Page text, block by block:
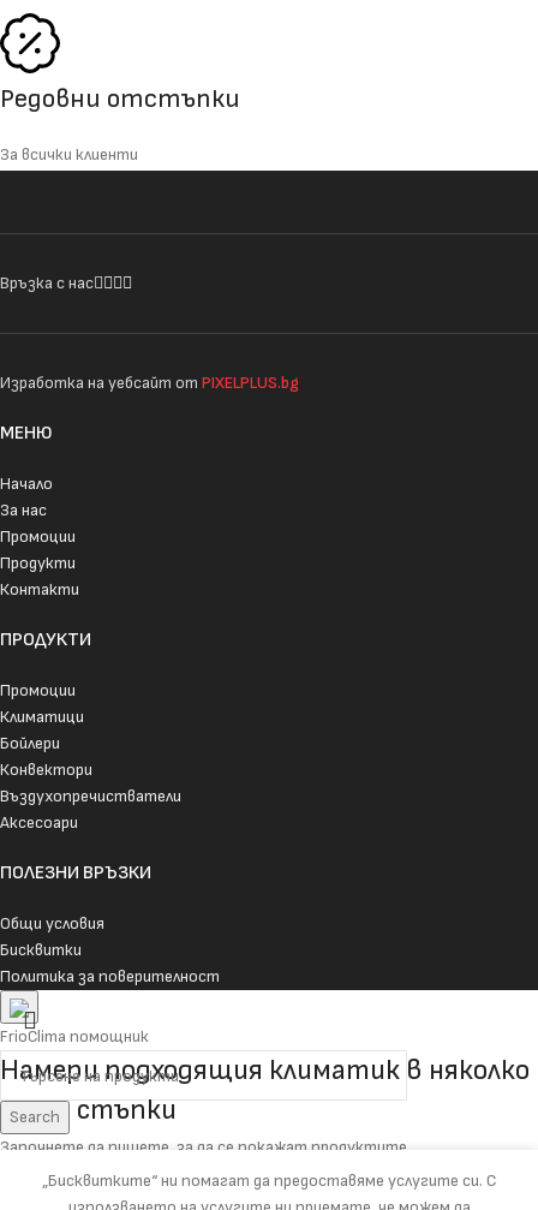
Редовни отстъпки
За всички клиенти
Връзка с нас
Изработка на уебсайт от PIXELPLUS.bg
МЕНЮ
Начало
За нас
Промоции
Продукти
Контакти
ПРОДУКТИ
Промоции
Климатици
Бойлери
Конвектори
Въздухопречистватели
Аксесоари
ПОЛЕЗНИ ВРЪЗКИ
Общи условия
Бисквитки
Политика за поверителност
Search
Започнете да пишете, за да се покажат продуктите
„Бисквитките“ ни помагат да предоставяме услугите си. С
FrioClima помощник
Намери подходящия климатик в няколко
лесни стъпки
подходящите модели.